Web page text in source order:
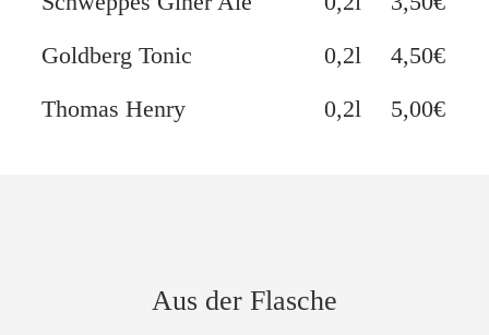
Goldberg Tonic
0,2l
4,50€
Thomas Henry
0,2l 5,00€
Aus der Flasche